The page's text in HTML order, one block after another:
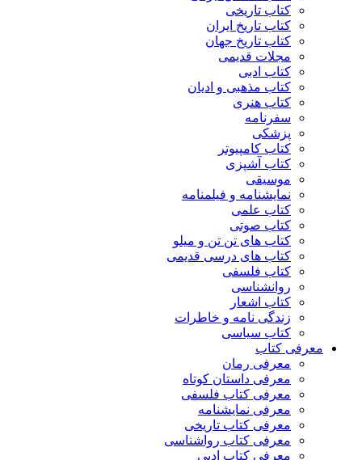
کتاب تاریخی
کتاب تاریخ ایران
کتاب تاریخ جهان
مجلات قدیمی
کتاب ادبی
کتاب مذهبی و ادیان
کتاب هنری
سفرنامه
پزشکی
کتاب کامپیوتر
کتاب آشپزی
موسیقی
نمایشنامه و فیلمنامه
کتاب علمی
کتاب صوتی
کتاب های تن تن و میلو
کتاب های درسی قدیمی
کتاب فلسفی
روانشناسی
کتاب اشعار
زندگی نامه و خاطرات
کتاب سیاسی
معرفی کتاب
معرفی رمان
معرفی داستان کوتاه
معرفی کتاب فلسفی
معرفی نمایشنامه
معرفی کتاب تاریخی
معرفی کتاب رواشناسی
معرفی کتاب ادبی